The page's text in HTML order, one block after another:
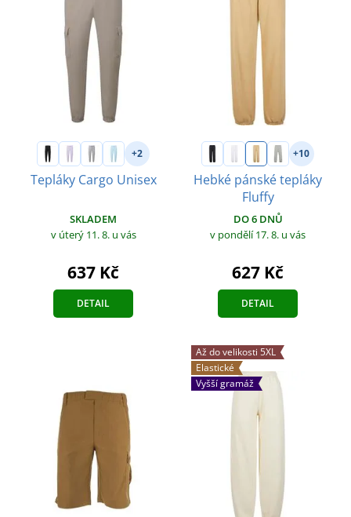
+2
Tepláky Cargo Unisex
SKLADEM
v úterý 11. 8. u vás
637 Kč
DETAIL
+10
Hebké pánské tepláky
Fluffy
DO 6 DNŮ
v pondělí 17. 8. u vás
627 Kč
DETAIL
Až do velikosti 5XL
Elastické
Vyšší gramáž